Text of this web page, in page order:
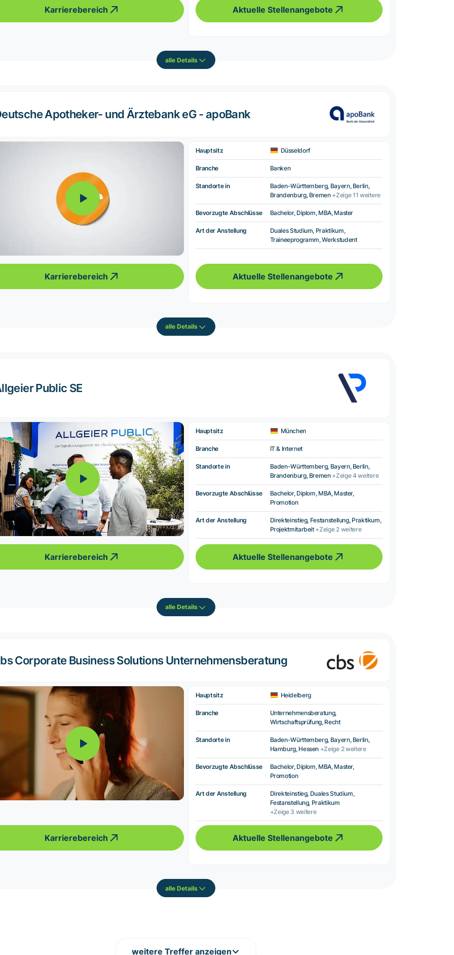
Karrierebereich Aktuelle Stellenangebote
alle Details
Apotheker- und Ärztebank eG - apoBank
Karrierebereich
Hauptsitz Düsseldorf
Branche Banken
Standorte in
Baden-Württemberg, Bayern, Berlin,
Brandenburg, Bremen +Zeige 11 weitere
Bevorzugte Abschlüsse Bachelor, Diplom, MBA, Master
Art der Anstellung
Duales Studium, Praktikum,
Traineeprogramm, Werkstudent
Aktuelle Stellenangebote
alle Details
Public SE
Karrierebereich
Hauptsitz München
Branche IT & Internet
Standorte in
Baden-Württemberg, Bayern, Berlin,
Brandenburg, Bremen +Zeige 4 weitere
Bevorzugte Abschlüsse
Bachelor, Diplom, MBA, Master,
Promotion
Art der Anstellung
Direkteinstieg, Festanstellung, Praktikum,
Projektmitarbeit +Zeige 2 weitere
Aktuelle Stellenangebote
alle Details
Corporate Business Solutions Unternehmensberatung
Karrierebereich
Hauptsitz Heidelberg
Branche
Unternehmensberatung,
Wirtschaftsprüfung, Recht
Standorte in
Baden-Württemberg, Bayern, Berlin,
Hamburg, Hessen +Zeige 2 weitere
Bevorzugte Abschlüsse
Bachelor, Diplom, MBA, Master,
Promotion
Art der Anstellung
Direkteinstieg, Duales Studium,
Festanstellung, Praktikum
+Zeige 3 weitere
Aktuelle Stellenangebote
alle Details
weitere Treffer anzeigen